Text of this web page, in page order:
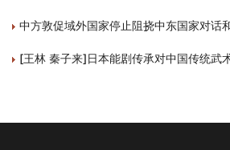
中方敦促域外国家停止阻挠中东国家对话
[王林 秦子来]日本能剧传承对中国传统武